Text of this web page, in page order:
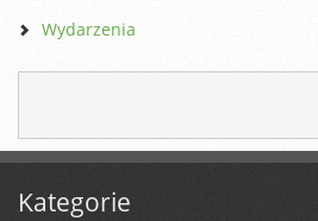
Wydarzenia
Kategorie